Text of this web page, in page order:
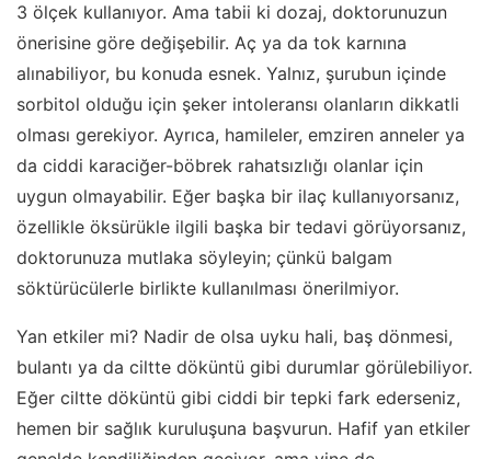
3 ölçek kullanıyor. Ama tabii ki dozaj, doktorunuzun
önerisine göre değişebilir. Aç ya da tok karnına
alınabiliyor, bu konuda esnek. Yalnız, şurubun içinde
sorbitol olduğu için şeker intoleransı olanların dikkatli
olması gerekiyor. Ayrıca, hamileler, emziren anneler ya
da ciddi karaciğer-böbrek rahatsızlığı olanlar için
uygun olmayabilir. Eğer başka bir ilaç kullanıyorsanız,
özellikle öksürükle ilgili başka bir tedavi görüyorsanız,
doktorunuza mutlaka söyleyin; çünkü balgam
söktürücülerle birlikte kullanılması önerilmiyor.
Yan etkiler mi? Nadir de olsa uyku hali, baş dönmesi,
bulantı ya da ciltte döküntü gibi durumlar görülebiliyor.
Eğer ciltte döküntü gibi ciddi bir tepki fark ederseniz,
hemen bir sağlık kuruluşuna başvurun. Hafif yan etkiler